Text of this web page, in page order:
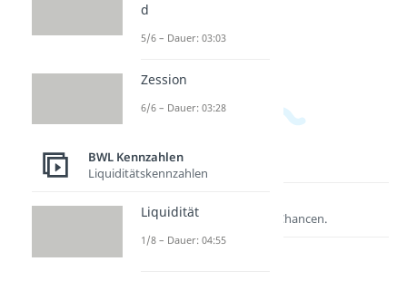
Entdecke hier deine Chancen.
d
5/6 – Dauer: 03:03
Zession
6/6 – Dauer: 03:28
BWL Kennzahlen
Liquiditätskennzahlen
Liquidität
1/8 – Dauer: 04:55